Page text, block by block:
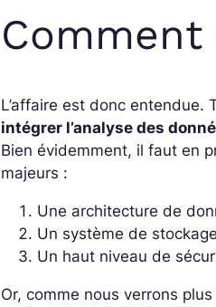
L’affaire est donc
intégrer l’analyse des
Bien évidemment, il faut en
majeurs :
Une architecture de
Un système de
Un haut niveau de
Or, comme nous verrons